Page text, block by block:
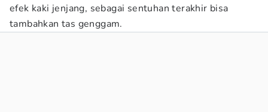
efek kaki jenjang, sebagai sentuhan terakhir bisa
tambahkan tas genggam.